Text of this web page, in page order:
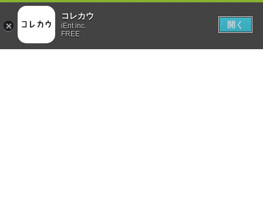
コレカウ
iEnt inc.
FREE
開く